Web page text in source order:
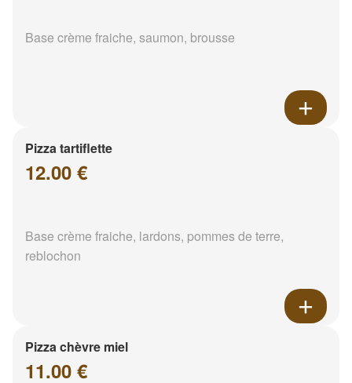
Base crème fraiche, saumon, brousse
Pizza tartiflette
12.00 €
Base crème fraiche, lardons, pommes de terre,
reblochon
Pizza chèvre miel
11.00 €